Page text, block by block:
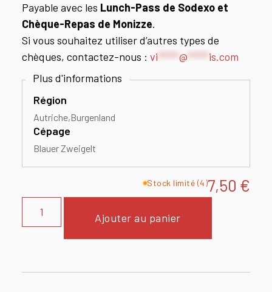
Payable avec les Lunch-Pass de Sodexo et
Chèque-Repas de Monizze.
Si vous souhaitez utiliser d’autres types de
chèques, contactez-nous : vi *****@ ***** is.com
Région
Autriche Burgenland
Cépage
Blauer Zweigelt
7,50 €
Stock limité (4)
Ajouter au panier